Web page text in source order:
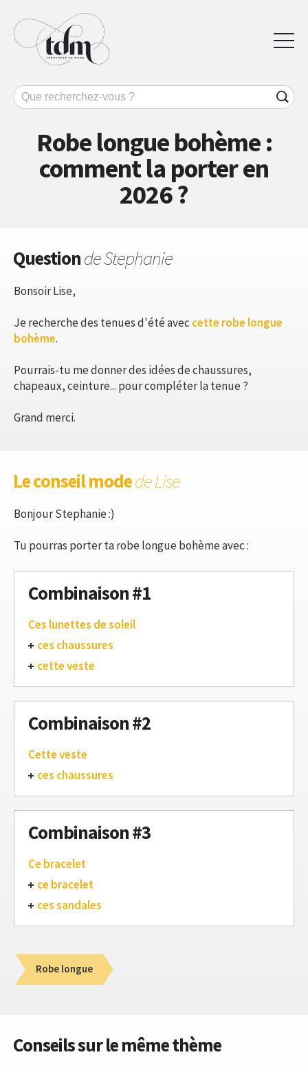
Robe longue bohème :
comment la porter en
2026 ?
Questionde Stephanie
Bonsoir Lise,
Je recherche des tenues d'été avec cette robe longue
bohème.
Pourrais-tu me donner des idées de chaussures,
chapeaux, ceinture... pour compléter la tenue ?
Grand merci.
Le conseil modede Lise
Bonjour Stephanie :)
Tu pourras porter ta robe longue bohème avec :
Combinaison #1
Ces lunettes de soleil
ces chaussures
cette veste
Combinaison #2
Cette veste
ces chaussures
Combinaison #3
Ce bracelet
ce bracelet
ces sandales
Robe longue
Conseils sur le même thème